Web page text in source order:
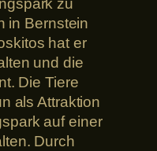
in Bernstein
hat er
und die
Die Tiere
als Attraktion
auf einer
Durch